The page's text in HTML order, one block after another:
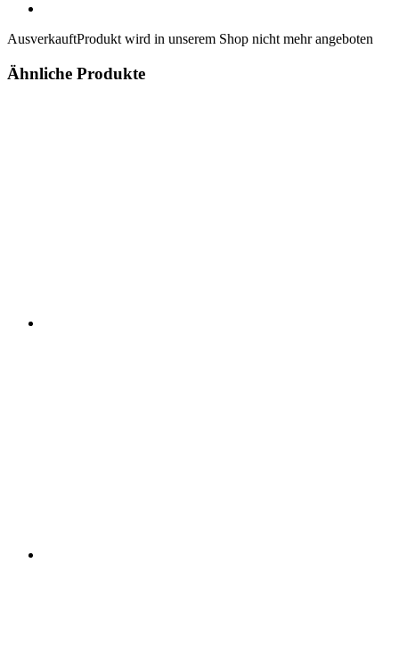
AusverkauftProdukt wird in unserem Shop nicht mehr angeboten
Ähnliche Produkte